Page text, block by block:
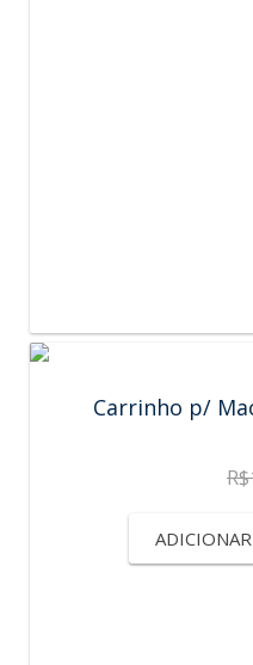
Carrinho p/
R$